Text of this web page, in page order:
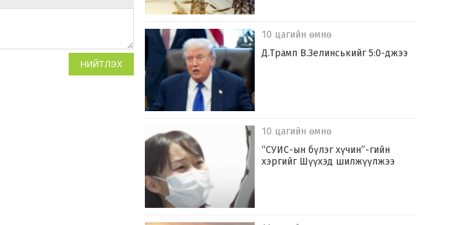
НИЙТЛЭХ
10 цагийн өмнө
Д.Трамп В.Зелинськийг 5:0-джээ
10 цагийн өмнө
“СУИС-ын бүлэг хүчин”-гийн
хэргийг Шүүхэд шилжүүлжээ